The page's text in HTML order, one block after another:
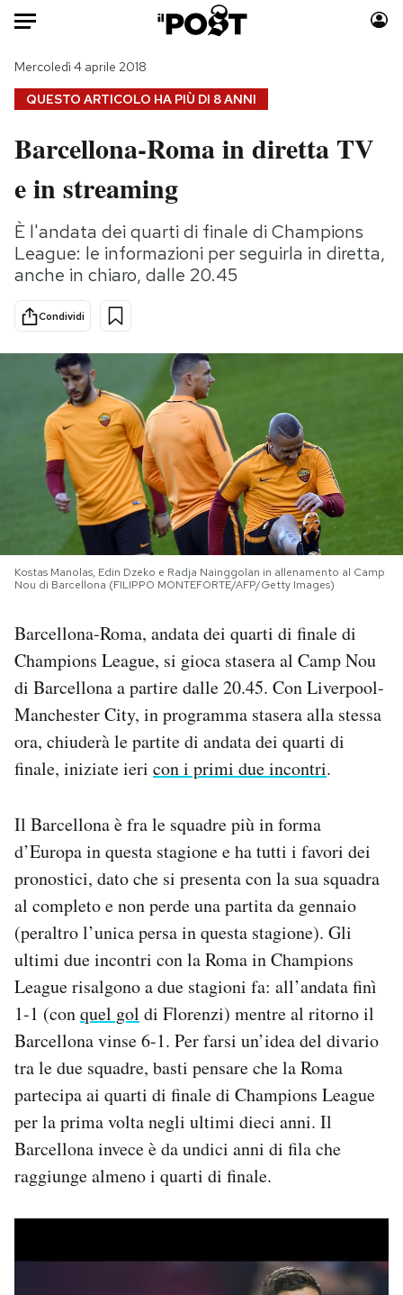
HOME
Italia
Politica
Tecnologia
Internet
Scienza
Cultura
Economia
Sport
Moda
Storie/Idee
Ok Boomer!
Media
PODCAST
NEWSLETTER
I MIEI PREFERITI
AREA PERSONALE
Area Personale
Notifiche mobile
Regala il Post
QUESTO ARTICOLO HA PIÙ DI 8 ANNI
Mercoledì 4 aprile 2018
Barcellona-Roma in diretta TV
e in streaming
È l'andata dei quarti di finale di Champions
League: le informazioni per seguirla in diretta,
anche in chiaro, dalle 20.45
Condividi
Kostas Manolas, Edin Dzeko e Radja Nainggolan in allenamento al Camp
Nou di Barcellona (FILIPPO MONTEFORTE/AFP/Getty Images)
Barcellona-Roma, andata dei quarti di finale di
Champions League, si gioca stasera al Camp Nou
di Barcellona a partire dalle 20.45. Con Liverpool-
Manchester City, in programma stasera alla stessa
ora, chiuderà le partite di andata dei quarti di
finale, iniziate ieri con i primi due incontri.
Il Barcellona è fra le squadre più in forma
d’Europa in questa stagione e ha tutti i favori dei
pronostici, dato che si presenta con la sua squadra
al completo e non perde una partita da gennaio
(peraltro l’unica persa in questa stagione). Gli
ultimi due incontri con la Roma in Champions
League risalgono a due stagioni fa: all’andata finì
1-1 (conquel gol di Florenzi) mentre al ritorno il
Barcellona vinse 6-1. Per farsi un’idea del divario
tra le due squadre, basti pensare che la Roma
partecipa ai quarti di finale di Champions League
per la prima volta negli ultimi dieci anni. Il
Barcellona invece è da undici anni di fila che
raggiunge almeno i quarti di finale.